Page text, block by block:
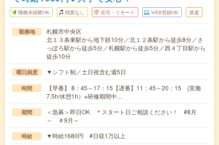
職種未経験OK 残業なし 在宅・リモート WEB登録OK 派遣
勤務地
札幌市中央区
北１３条東駅から地下鉄10分／北１２条駅から徒歩8分／さ
っぽろ駅から徒歩5分／札幌駅から徒歩5分／西４丁目駅から
徒歩10分
曜日頻度 ▼シフト制／土日祝含む週5日
時間
【早番】 8：45～17：15【遅番】11：45～20：15 (実働
7.5h/休憩1h）※研修期間中…
期間
＜急募＞即日OK ＊スタート日ご相談ください！ #8月
～ ＃9月～
時給 ▼時給1680円 #日収1万以上